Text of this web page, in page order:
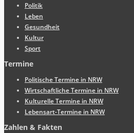
Politik
Leben
Gesundheit
Kultur
Sport
Termine
Politische Termine in NRW
Wirtschaftliche Termine in NRW
Kulturelle Termine in NRW
Lebensart-Termine in NRW
Zahlen & Fakten